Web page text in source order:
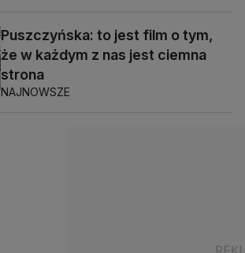
Puszczyńska: to jest film o tym,
że w każdym z nas jest ciemna
strona
NAJNOWSZE